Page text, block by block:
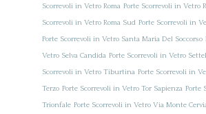
Scorrevoli in Vetro Roma Porte Scorrevoli in Vetro
Scorrevoli in Vetro Roma Sud Porte Scorrevoli in
Porte Scorrevoli in Vetro Santa Maria Del Soccorso
Vetro Selva Candida Porte Scorrevoli in Vetro
Scorrevoli in Vetro Tiburtina Porte Scorrevoli in
Terzo Porte Scorrevoli in Vetro Tor Sapienza Porte
Trionfale Porte Scorrevoli in Vetro Via Monte